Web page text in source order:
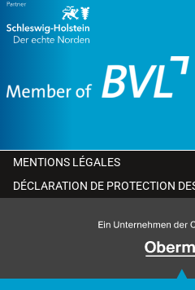
MENTIONS LÉGALES
DÉCLARATION DE PROTECTION